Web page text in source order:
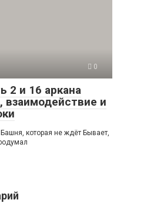
0
2 и 16 аркана
взаимодействие и
которая не ждёт Бывает,